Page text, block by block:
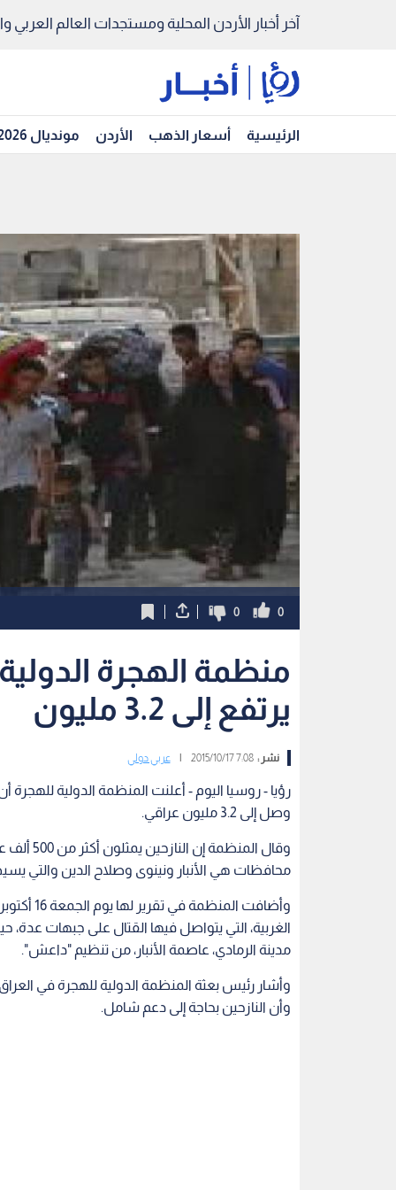
آخر أخبار الأردن المحلية ومستجدات العالم العربي
الرئيسية أسعار الذهب الأردن مونديال 2026
0
0
منظمة الهجرة
يرتفع إلى 3.2 مليون
نشر :7:08 2015/10/17 عربي دولي
وصل إلى 3.2 مليون عراقي.
محافظات هي الأنبار ونينوى وصلاح الدين والتي
الغربية، التي يتواصل فيها القتال على جبهات
مدينة الرمادي، عاصمة الأنبار، من تنظيم "داعش".
وأشار رئيس بعثة المنظمة الدولية للهجرة في
وأن النازحين بحاجة إلى دعم شامل.